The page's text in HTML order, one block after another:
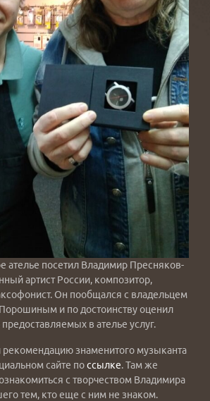
ателье посетил Владимир Пресняков-
артист России, композитор,
Он пообщался с владельцем
и по достоинству оценил
в ателье услуг.
рекомендацию знаменитого музыканта
сайте поссылке. Там же
с творчеством Владимира
тем, кто еще с ним не знаком.